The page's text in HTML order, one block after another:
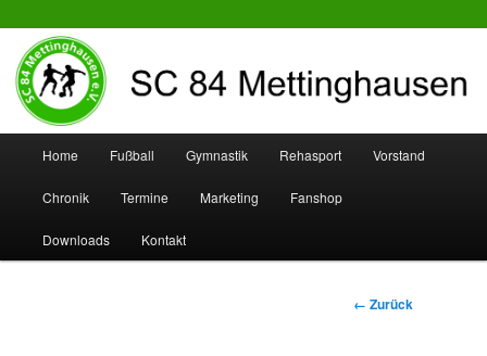
SC 84 Mettinghausen
Zum
Inhalt
wechseln
Zum
sekundären
Inhalt
Home Fußball Gymnastik Rehasport Vorstand
Chronik Termine Marketing Fanshop
Downloads Kontakt
Bilder-
← Zurück